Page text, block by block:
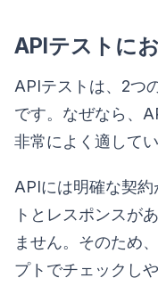
APIテストに
APIテストは、2つ
です。なぜなら、
非常によく適して
APIには明確な契
トとレスポンスが
ません。そのため
プトでチェックし